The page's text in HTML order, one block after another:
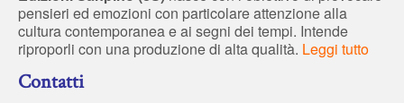
pensieri ed emozioni con particolare attenzione alla
cultura contemporanea e ai segni dei tempi. Intende
riproporli con una produzione di alta qualità. Leggi tutto
Contatti